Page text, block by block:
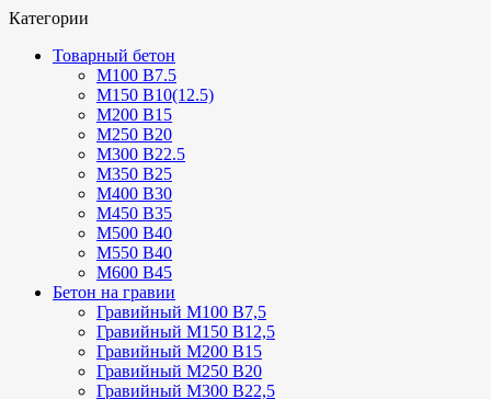
Категории
Товарный бетон
М100 В7.5
М150 В10(12.5)
М200 В15
М250 В20
М300 В22.5
М350 В25
М400 В30
М450 В35
М500 В40
М550 В40
М600 В45
Бетон на гравии
Гравийный М100 В7,5
Гравийный М150 В12,5
Гравийный М200 В15
Гравийный М250 В20
Гравийный М300 В22,5